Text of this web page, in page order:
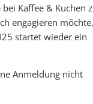
Kaffee & Kuchen
engagieren
startet wieder ein
Anmeldung nicht